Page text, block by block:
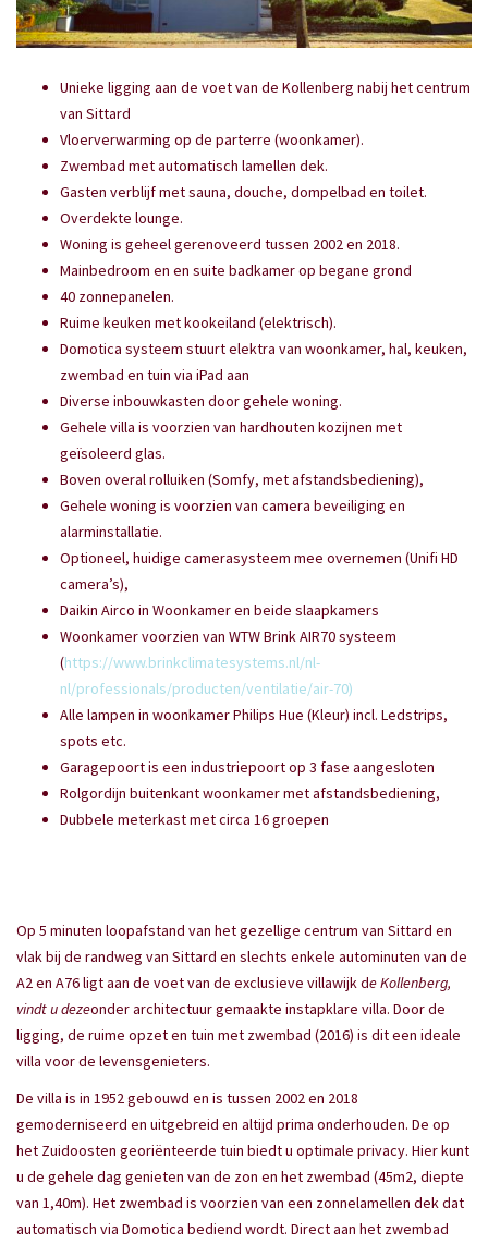
Unieke ligging aan de voet van de Kollenberg nabij het centrum
van Sittard
Vloerverwarming op de parterre (woonkamer).
Zwembad met automatisch lamellen dek.
Gasten verblijf met sauna, douche, dompelbad en toilet.
Overdekte lounge.
Woning is geheel gerenoveerd tussen 2002 en 2018.
Mainbedroom en en suite badkamer op begane grond
40 zonnepanelen.
Ruime keuken met kookeiland (elektrisch).
Domotica systeem stuurt elektra van woonkamer, hal, keuken,
zwembad en tuin via iPad aan
Diverse inbouwkasten door gehele woning.
Gehele villa is voorzien van hardhouten kozijnen met
geïsoleerd glas.
Boven overal rolluiken (Somfy, met afstandsbediening),
Gehele woning is voorzien van camera beveiliging en
alarminstallatie.
Optioneel, huidige camerasysteem mee overnemen (Unifi HD
camera’s),
Daikin Airco in Woonkamer en beide slaapkamers
Woonkamer voorzien van WTW Brink AIR70 systeem
(https://www.brinkclimatesystems.nl/nl-
nl/professionals/producten/ventilatie/air-70)
Alle lampen in woonkamer Philips Hue (Kleur) incl. Ledstrips,
spots etc.
Garagepoort is een industriepoort op 3 fase aangesloten
Rolgordijn buitenkant woonkamer met afstandsbediening,
Dubbele meterkast met circa 16 groepen
Op 5 minuten loopafstand van het gezellige centrum van Sittard en
vlak bij de randweg van Sittard en slechts enkele autominuten van de
A2 en A76 ligt aan de voet van de exclusieve villawijk de Kollenberg,
vindt u dezeonder architectuur gemaakte instapklare villa. Door de
ligging, de ruime opzet en tuin met zwembad (2016) is dit een ideale
villa voor de levensgenieters.
De villa is in 1952 gebouwd en is tussen 2002 en 2018
gemoderniseerd en uitgebreid en altijd prima onderhouden. De op
het Zuidoosten georiënteerde tuin biedt u optimale privacy. Hier kunt
u de gehele dag genieten van de zon en het zwembad (45m2, diepte
van 1,40m). Het zwembad is voorzien van een zonnelamellen dek dat
automatisch via Domotica bediend wordt. Direct aan het zwembad